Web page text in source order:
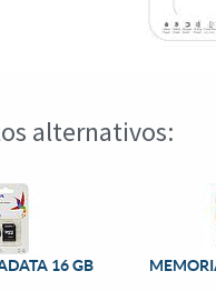
alternativos:
16 GB